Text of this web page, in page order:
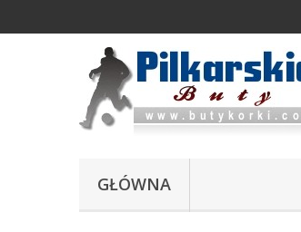
GŁÓWNA